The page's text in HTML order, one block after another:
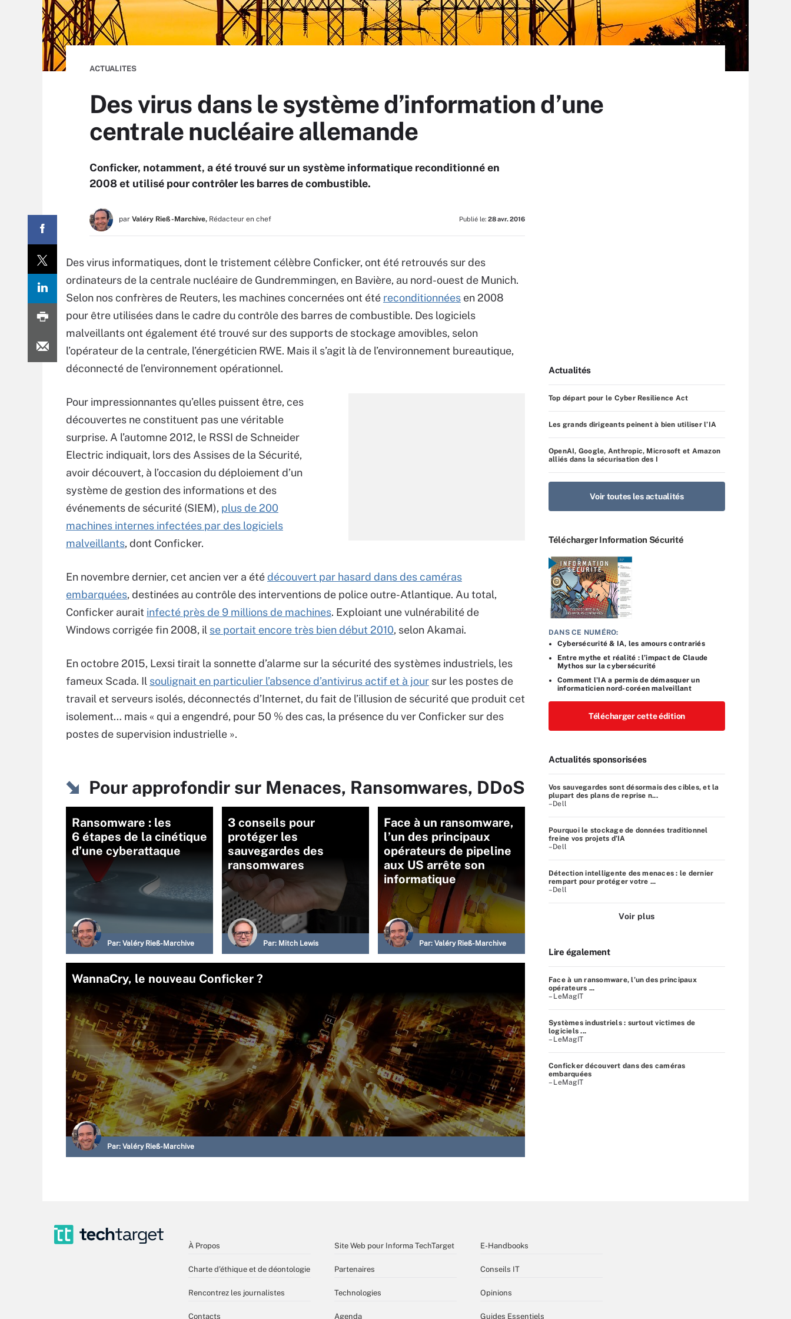
ACTUALITES
Des virus dans le système d’information d’une
centrale nucléaire allemande
Conficker, notamment, a été trouvé sur un système informatique reconditionné en
2008 et utilisé pour contrôler les barres de combustible.
par Valéry Rieß-Marchive, Rédacteur en chef Publié le: 28 avr. 2016
Des virus informatiques, dont le tristement célèbre Conficker, ont été retrouvés sur des
ordinateurs de la centrale nucléaire de Gundremmingen, en Bavière, au nord-ouest de Munich.
Selon nos confrères de Reuters, les machines concernées ont été reconditionnées en 2008
pour être utilisées dans le cadre du contrôle des barres de combustible. Des logiciels
malveillants ont également été trouvé sur des supports de stockage amovibles, selon
l’opérateur de la centrale, l’énergéticien RWE. Mais il s’agit là de l’environnement bureautique,
déconnecté de l’environnement opérationnel.
Pour impressionnantes qu’elles puissent être, ces
découvertes ne constituent pas une véritable
surprise. A l’automne 2012, le RSSI de Schneider
Electric indiquait, lors des Assises de la Sécurité,
avoir découvert, à l’occasion du déploiement d’un
système de gestion des informations et des
événements de sécurité (SIEM), plus de 200
machines internes infectées par des logiciels
malveillants, dont Conficker.
En novembre dernier, cet ancien ver a étédécouvert par hasard dans des caméras
embarquées, destinées au contrôle des interventions de police outre-Atlantique. Au total,
Conficker aurait infecté près de 9 millions de machines. Exploiant une vulnérabilité de
Windows corrigée fin 2008, il se portait encore très bien début 2010, selon Akamai.
En octobre 2015, Lexsi tirait la sonnette d’alarme sur la sécurité des systèmes industriels, les
fameux Scada. Il soulignait en particulier l’absence d’antivirus actif et à jour sur les postes de
travail et serveurs isolés, déconnectés d’Internet, du fait de l’illusion de sécurité que produit cet
isolement… mais « qui a engendré, pour 50 % des cas, la présence du ver Conficker sur des
postes de supervision industrielle ».
Pour approfondir sur Menaces, Ransomwares, DDoS
Ransomware : les
6 étapes de la cinétique
d’une cyberattaque
Par: Valéry Rieß-Marchive
3 conseils pour
protéger les
sauvegardes des
ransomwares
Par: Mitch Lewis
Face à un ransomware,
l’un des principaux
opérateurs de pipeline
aux US arrête son
informatique
Par: Valéry Rieß-Marchive
WannaCry, le nouveau Conficker ?
Par: Valéry Rieß-Marchive
Actualités
Top départ pour le Cyber Resilience Act
Les grands dirigeants peinent à bien utiliser l’IA
OpenAI, Google, Anthropic, Microsoft et Amazon
alliés dans la sécurisation des I
Voir toutes les actualités
Télécharger Information Sécurité
DANS CE NUMÉRO:
Cybersécurité & IA, les amours contrariés
Entre mythe et réalité : l’impact de Claude
Mythos sur la cybersécurité
Comment l’IA a permis de démasquer un
informaticien nord-coréen malveillant
Télécharger cette édition
Actualités sponsorisées
Vos sauvegardes sont désormais des cibles, et la
plupart des plans de reprise n...
–Dell
Pourquoi le stockage de données traditionnel
freine vos projets d’IA
–Dell
Détection intelligente des menaces : le dernier
rempart pour protéger votre ...
–Dell
Voir plus
Lire également
Face à un ransomware, l’un des principaux
opérateurs ...
– LeMagIT
Systèmes industriels : surtout victimes de
logiciels ...
– LeMagIT
Conficker découvert dans des caméras
embarquées
– LeMagIT
À Propos
Charte d’éthique et de déontologie
Rencontrez les journalistes
Contacts
Site Web pour Informa TechTarget
Partenaires
Technologies
Agenda
E-Handbooks
Conseils IT
Opinions
Guides Essentiels